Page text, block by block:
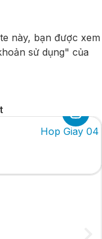
này, bạn được xem
sử dụng" của